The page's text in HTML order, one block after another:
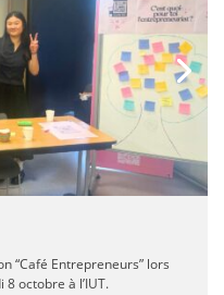
“Café Entrepreneurs” lors
octobre à l’IUT.